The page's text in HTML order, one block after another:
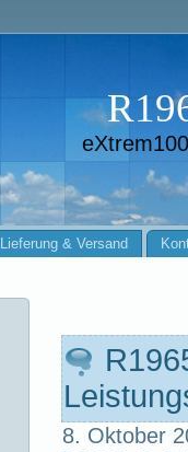
Lieferung & Versand
8. Oktober